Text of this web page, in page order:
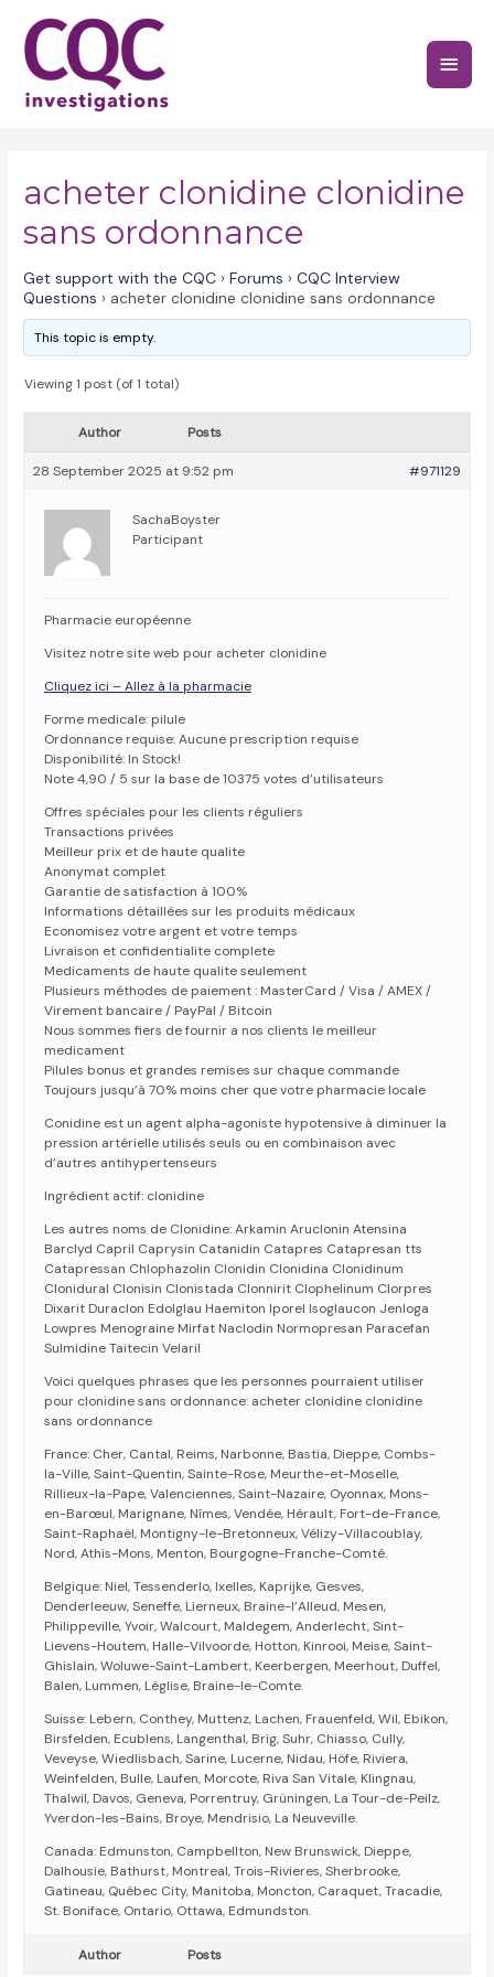
content
Main
acheter clonidine clonidine
sans ordonnance
Get support with the CQC › Forums › CQC Interview
Questions › acheter clonidine clonidine sans ordonnance
This topic is empty.
Viewing 1 post (of 1 total)
Author Posts
28 September 2025 at 9:52 pm #971129
SachaBoyster
Participant
Pharmacie européenne
Visitez notre site web pour acheter clonidine
Cliquez ici – Allez à la pharmacie
Forme medicale: pilule
Ordonnance requise: Aucune prescription requise
Disponibilité: In Stock!
Note 4,90 / 5 sur la base de 10375 votes d’utilisateurs
Offres spéciales pour les clients réguliers
Transactions privées
Meilleur prix et de haute qualite
Anonymat complet
Garantie de satisfaction à 100%
Informations détaillées sur les produits médicaux
Economisez votre argent et votre temps
Livraison et confidentialite complete
Medicaments de haute qualite seulement
Plusieurs méthodes de paiement : MasterCard / Visa / AMEX /
Virement bancaire / PayPal / Bitcoin
Nous sommes fiers de fournir a nos clients le meilleur
medicament
Pilules bonus et grandes remises sur chaque commande
Toujours jusqu’à 70% moins cher que votre pharmacie locale
Conidine est un agent alpha-agoniste hypotensive à diminuer la
pression artérielle utilisés seuls ou en combinaison avec
d’autres antihypertenseurs
Ingrédient actif: clonidine
Les autres noms de Clonidine: Arkamin Aruclonin Atensina
Barclyd Capril Caprysin Catanidin Catapres Catapresan tts
Catapressan Chlophazolin Clonidin Clonidina Clonidinum
Clonidural Clonisin Clonistada Clonnirit Clophelinum Clorpres
Dixarit Duraclon Edolglau Haemiton Iporel Isoglaucon Jenloga
Lowpres Menograine Mirfat Naclodin Normopresan Paracefan
Sulmidine Taitecin Velaril
Voici quelques phrases que les personnes pourraient utiliser
pour clonidine sans ordonnance: acheter clonidine clonidine
sans ordonnance
France: Cher, Cantal, Reims, Narbonne, Bastia, Dieppe, Combs-
la-Ville, Saint-Quentin, Sainte-Rose, Meurthe-et-Moselle,
Rillieux-la-Pape, Valenciennes, Saint-Nazaire, Oyonnax, Mons-
en-Barœul, Marignane, Nîmes, Vendée, Hérault, Fort-de-France,
Saint-Raphaël, Montigny-le-Bretonneux, Vélizy-Villacoublay,
Nord, Athis-Mons, Menton, Bourgogne-Franche-Comté.
Belgique: Niel, Tessenderlo, Ixelles, Kaprijke, Gesves,
Denderleeuw, Seneffe, Lierneux, Braine-l’Alleud, Mesen,
Philippeville, Yvoir, Walcourt, Maldegem, Anderlecht, Sint-
Lievens-Houtem, Halle-Vilvoorde, Hotton, Kinrooi, Meise, Saint-
Ghislain, Woluwe-Saint-Lambert, Keerbergen, Meerhout, Duffel,
Balen, Lummen, Léglise, Braine-le-Comte.
Suisse: Lebern, Conthey, Muttenz, Lachen, Frauenfeld, Wil, Ebikon,
Birsfelden, Ecublens, Langenthal, Brig, Suhr, Chiasso, Cully,
Veveyse, Wiedlisbach, Sarine, Lucerne, Nidau, Höfe, Riviera,
Weinfelden, Bulle, Laufen, Morcote, Riva San Vitale, Klingnau,
Thalwil, Davos, Geneva, Porrentruy, Grüningen, La Tour-de-Peilz,
Yverdon-les-Bains, Broye, Mendrisio, La Neuveville.
Canada: Edmunston, Campbellton, New Brunswick, Dieppe,
Dalhousie, Bathurst, Montreal, Trois-Rivieres, Sherbrooke,
Gatineau, Québec City, Manitoba, Moncton, Caraquet, Tracadie,
St. Boniface, Ontario, Ottawa, Edmundston.
Author Posts